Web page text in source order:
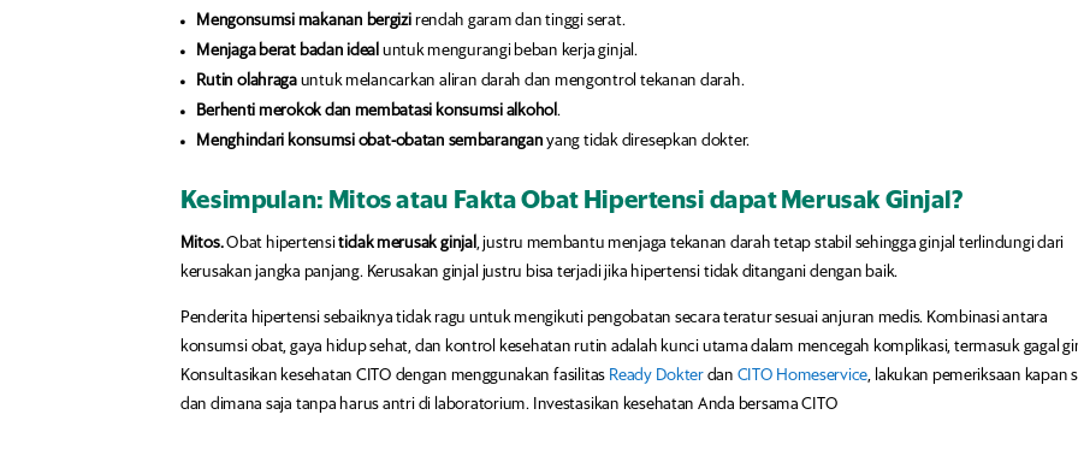
Mengonsumsi makanan bergizi rendah garam dan tinggi serat.
Menjaga berat badan ideal untuk mengurangi beban kerja ginjal.
Rutin olahraga untuk melancarkan aliran darah dan mengontrol tekanan darah.
Berhenti merokok dan membatasi konsumsi alkohol.
Menghindari konsumsi obat-obatan sembarangan yang tidak diresepkan dokter.
Kesimpulan: Mitos atau Fakta Obat Hipertensi dapat Merusak Ginjal?
Mitos.Obat hipertensitidak merusak ginjal, justru membantu menjaga tekanan darah tetap stabil sehingga ginjal terlindungi dari
kerusakan jangka panjang. Kerusakan ginjal justru bisa terjadi jika hipertensi tidak ditangani dengan baik.
Penderita hipertensi sebaiknya tidak ragu untuk mengikuti pengobatan secara teratur sesuai anjuran medis. Kombinasi antara
konsumsi obat, gaya hidup sehat, dan kontrol kesehatan rutin adalah kunci utama dalam mencegah komplikasi, termasuk gagal
Konsultasikan kesehatan CITO dengan menggunakan fasilitas Ready Dokter danCITO Homeservice , lakukan pemeriksaan kapan
dan dimana saja tanpa harus antri di laboratorium. Investasikan kesehatan Anda bersama CITO